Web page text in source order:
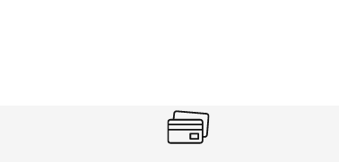
Melra Kız Çocuk Kot Pantolon